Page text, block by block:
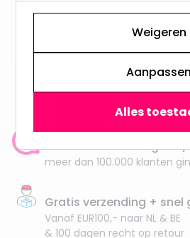
Maandag verzonden
Klantenbeoordeling: 9.4/
meer dan 100.000 klanten
Gratis verzending + snel
Vanaf EUR100,- naar NL & BE
& 100 dagen recht op retour
Weigeren
Aanpassen
Alles